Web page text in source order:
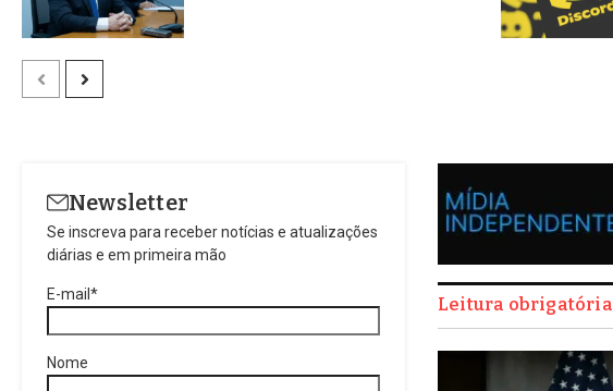
Newsletter
Se inscreva para receber notícias e atualizações
diárias e em primeira mão
E-mail*
Nome
Leitura obrigatória